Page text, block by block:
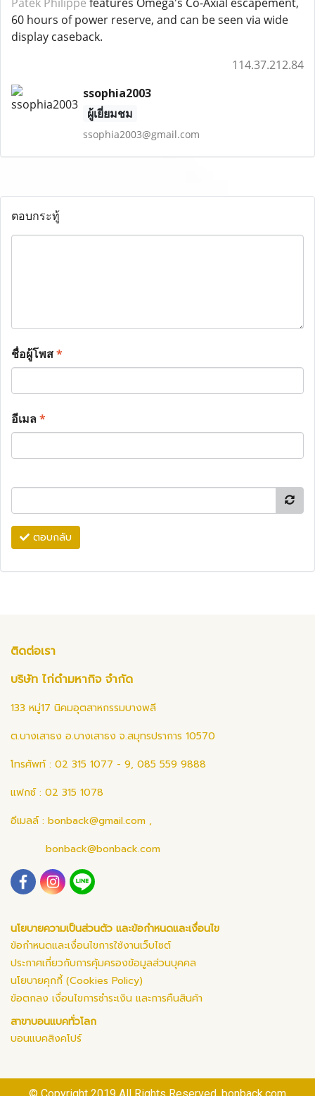
60 hours of power reserve, and can be seen via wide
display caseback.
114.37.212.84
ssophia2003
ผู้เยี่ยมชม
ssophia2003@gmail.com
ตอบกระทู้
ชื่อผู้โพส*
อีเมล*
ตอบกลับ
ติดต่อเรา
บริษัท ไก่ดำมหากิจ จำกัด
133 หมู่17 นิคมอุตสาหกรรมบางพลี
ต.บางเสาธง อ.บางเสาธง จ.สมุทรปราการ 10570
โทรศัพท์ : 02 315 1077 - 9, 085 559 9888
แฟกซ์ : 02 315 1078
อีเมลล์ : bonback@gmail.com ,
bonback@bonback.com
นโยบายความเป็นส่วนตัว และข้อกำหนดและเงื่อนไข
ข้อกำหนดและเงื่อนไขการใช้งานเว็บไซต์
ประกาศเกี่ยวกับการคุ้มครองข้อมูลส่วนบุคคล
นโยบายคุกกี้ (Cookies Policy)
ข้อตกลง เงื่อนไขการชำระเงิน และการคืนสินค้า
สาขาบอนแบคทั่วโลก
บอนแบคสิงคโปร์
© Copyright 2019 All Rights Reserved. bonback.com